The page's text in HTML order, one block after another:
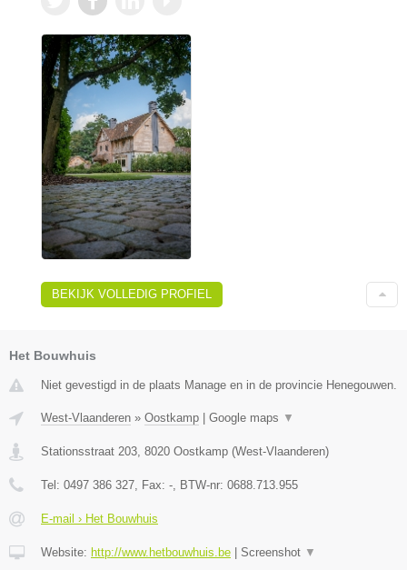
BEKIJK VOLLEDIG PROFIEL
Het Bouwhuis
Niet gevestigd in de plaats Manage en in de provincie Henegouwen.
West-Vlaanderen » Oostkamp Google maps ▼
Stationsstraat 203 8020 Oostkamp (West-Vlaanderen)
Tel: 0497 386 327 , Fax: - , BTW-nr: 0688.713.955
E-mail › Het Bouwhuis
Website: http://www.hetbouwhuis.be Screenshot ▼